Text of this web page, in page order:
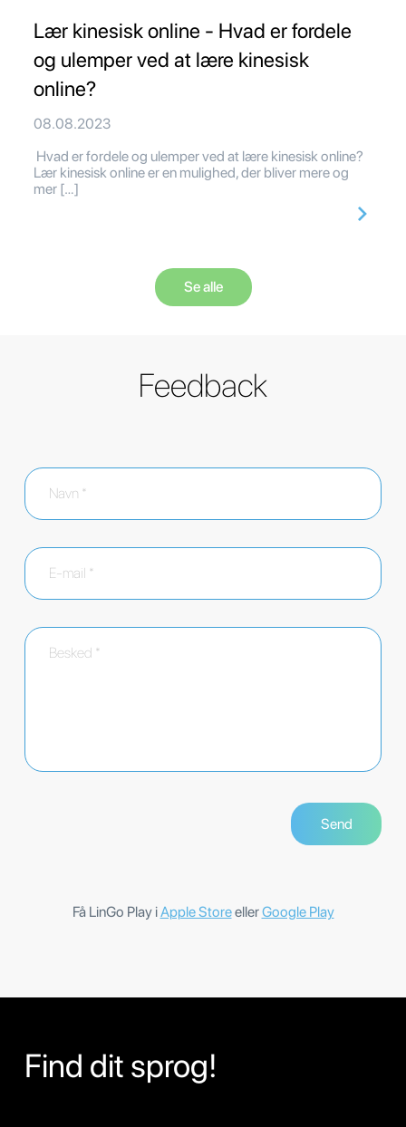
Lær kinesisk online - Hvad er fordele
og ulemper ved at lære kinesisk
online?
08.08.2023
Hvad er fordele og ulemper ved at lære kinesisk online?
Lær kinesisk online er en mulighed, der bliver mere og
mer […]
Se alle
Feedback
Få LinGo Play iApple StoreellerGoogle Play
Find dit sprog!